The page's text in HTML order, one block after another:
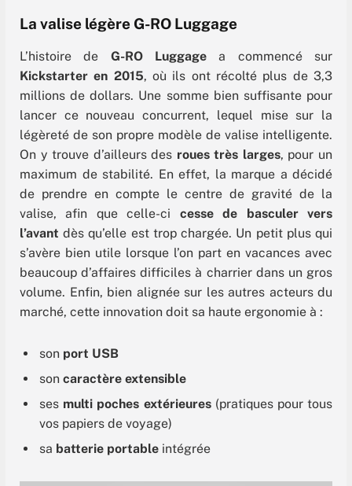
La valise légère G-RO Luggage
L’histoire de G-RO Luggagea commencé sur
Kickstarter en 2015, où ils ont récolté plus de 3,3
millions de dollars. Une somme bien suffisante pour
lancer ce nouveau concurrent, lequel mise sur la
légèreté de son propre modèle de valise intelligente.
On y trouve d’ailleurs des roues très larges, pour un
maximum de stabilité. En effet, la marque a décidé
de prendre en compte le centre de gravité de la
valise, afin que celle-ci cesse de basculer vers
l’avantdès qu’elle est trop chargée. Un petit plus qui
s’avère bien utile lorsque l’on part en vacances avec
beaucoup d’affaires difficiles à charrier dans un gros
volume. Enfin, bien alignée sur les autres acteurs du
marché, cette innovation doit sa haute ergonomie à :
son port USB
son caractère extensible
ses multi poches extérieures(pratiques pour tous
vos papiers de voyage)
sa batterie portable intégrée